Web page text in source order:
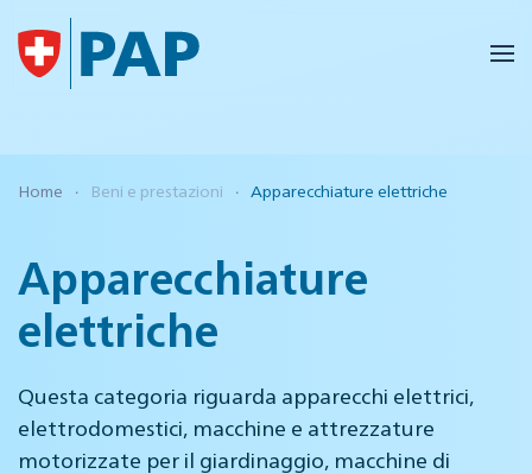
Skip to main content
Home Beni e prestazioni Apparecchiature elettriche
Apparecchiature
elettriche
Questa categoria riguarda apparecchi elettrici,
elettrodomestici, macchine e attrezzature
motorizzate per il giardinaggio, macchine di